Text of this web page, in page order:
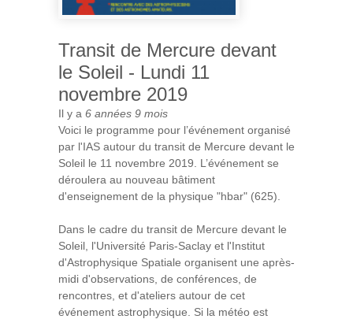
Transit de Mercure devant
le Soleil - Lundi 11
novembre 2019
Il y a 6 années 9 mois
Voici le programme pour l’événement organisé
par l'IAS autour du transit de Mercure devant le
Soleil le 11 novembre 2019. L’événement se
déroulera au nouveau bâtiment
d'enseignement de la physique "hbar" (625).
Dans le cadre du transit de Mercure devant le
Soleil, l'Université Paris-Saclay et l'Institut
d'Astrophysique Spatiale organisent une après-
midi d'observations, de conférences, de
rencontres, et d'ateliers autour de cet
événement astrophysique. Si la météo est